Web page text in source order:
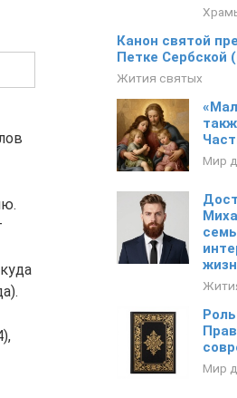
Канон святой
Петке Сербской
Жития святых
Мир
Мир